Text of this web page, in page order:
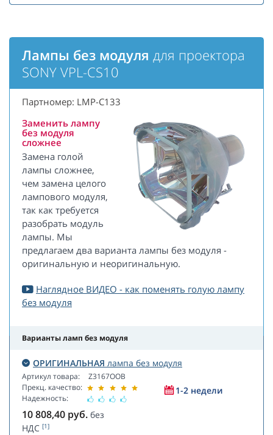
Лампы без модуля для проектора
SONY VPL-CS10
Партномер: LMP-C133
Заменить лампу
без модуля
сложнее
Замена голой
лампы сложнее,
чем замена целого
лампового модуля,
так как требуется
разобрать модуль
лампы. Мы
предлагаем два варианта лампы без модуля -
оригинальную и неоригинальную.
Наглядное ВИДЕО - как поменять голую лампу
без модуля
Варианты ламп без модуля
ОРИГИНАЛЬНАЯ лампа без модуля
Артикул товара:
Прекц. качество:
Надежность:
Z3167OOB
1-2 недели
10 808,40 руб. без
НДС [1]